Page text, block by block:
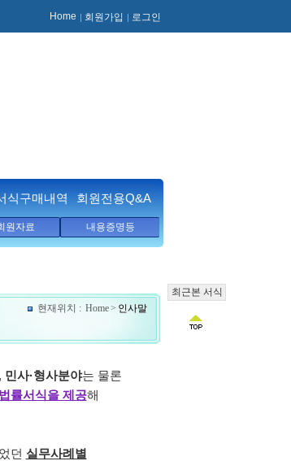
Home 회원가입 로그인
식구매내역 회원전용Q&A
원자료 내용증명등
현재위치 : Home> 인사말
민사·형사분야는 물론
률서식을 제공해
던 실무사례별
최근본 서식